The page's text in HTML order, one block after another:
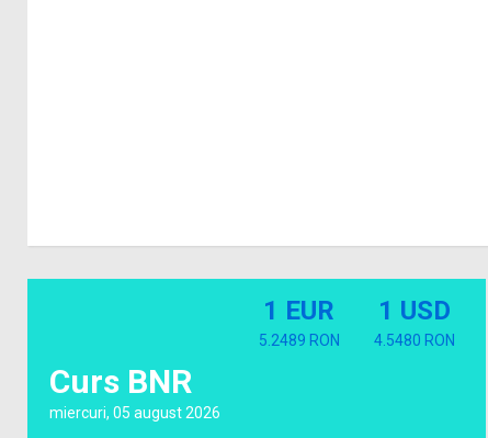
Curs BNR
miercuri, 05 august 2026
1 EUR
5.2489 RON
1 USD
4.5480 RON